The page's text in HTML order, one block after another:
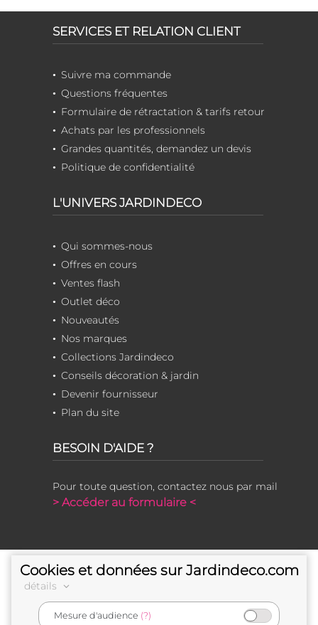
SERVICES ET RELATION CLIENT
Suivre ma commande
Questions fréquentes
Formulaire de rétractation & tarifs retour
Achats par les professionnels
Grandes quantités, demandez un devis
Politique de confidentialité
L'UNIVERS JARDINDECO
Qui sommes-nous
Offres en cours
Ventes flash
Outlet déco
Nouveautés
Nos marques
Collections Jardindeco
Conseils décoration & jardin
Devenir fournisseur
Plan du site
BESOIN D'AIDE ?
Pour toute question, contactez nous par mail
> Accéder au formulaire <
Cookies et données sur Jardindeco.com
détails
Mesure d'audience (?)